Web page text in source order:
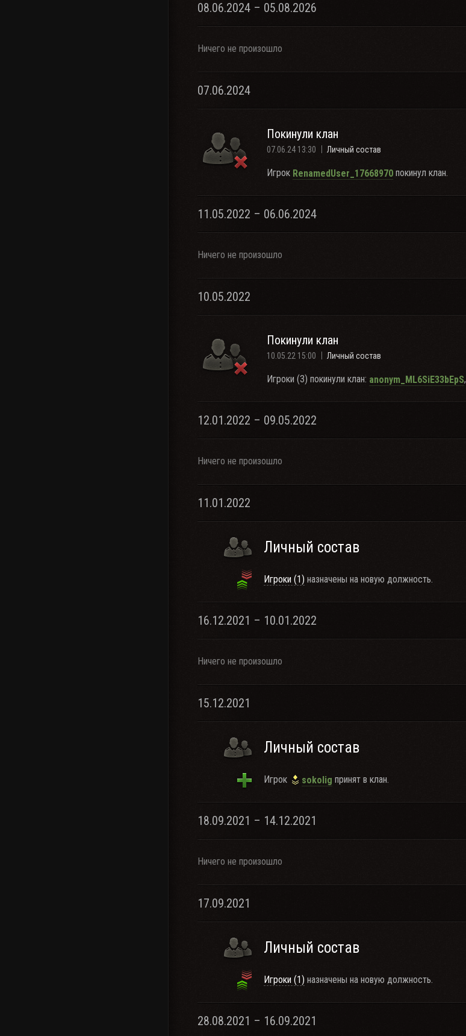
08.06.2024 – 05.08.2026
Ничего не произошло
07.06.2024
Покинули клан
07.06.24 13:30 Личный состав
Игрок RenamedUser_17668970 покинул клан.
11.05.2022 – 06.06.2024
Ничего не произошло
10.05.2022
Покинули клан
10.05.22 15:00 Личный состав
Игроки (3) покинули клан: anonym_ML6SiE33bEpS,
12.01.2022 – 09.05.2022
Ничего не произошло
11.01.2022
Личный состав
Игроки (1) назначены на новую должность.
16.12.2021 – 10.01.2022
Ничего не произошло
15.12.2021
Личный состав
Игрок sokolig принят в клан.
18.09.2021 – 14.12.2021
Ничего не произошло
17.09.2021
Личный состав
Игроки (1) назначены на новую должность.
28.08.2021 – 16.09.2021